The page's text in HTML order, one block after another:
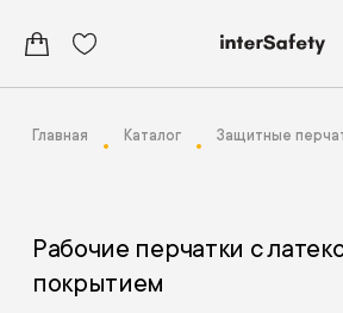
Главная Каталог Защитные
Рабочие перчатки с
покрытием